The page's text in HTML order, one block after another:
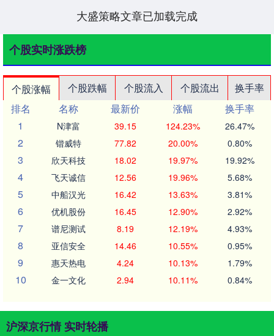
大盛策略文章已加载完成
个股实时涨跌榜
个股涨幅 个股跌幅 个股流入 个股流出
换手率
排名
名称 最新价 涨幅
换手率
1
N津富 39.15 124.23% 26.47%
2 锴威特 77.82 20.00% 0.80%
3 欣天科技 18.02 19.97% 19.92%
4 飞天诚信 12.56 19.96% 5.68%
5 中船汉光 16.42 13.63% 3.81%
6 优机股份 16.45 12.90% 2.92%
7 谱尼测试 8.19 12.19% 4.93%
8 亚信安全 14.46 10.55% 0.95%
9 惠天热电 4.24 10.13% 1.79%
10 金一文化 2.94 10.11% 0.84%
沪深京行情 实时轮播